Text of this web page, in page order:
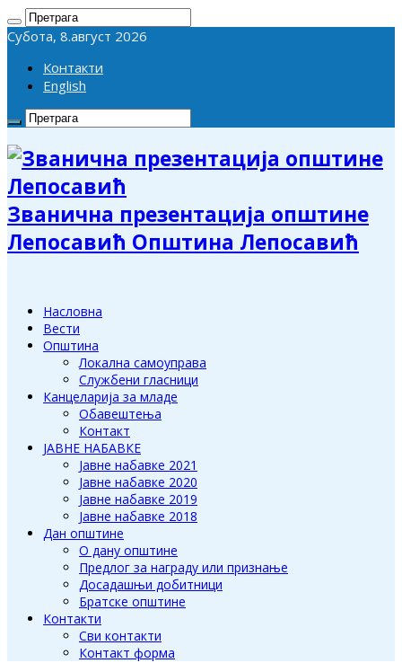
Субота, 8.август 2026
Контакти
English
Званична презентација општине
Лепосавић Општина Лепосавић
Насловна
Вести
Општина
Локална самоуправа
Службени гласници
Канцеларија за младе
Обавештења
Контакт
ЈАВНЕ НАБАВКЕ
Јавне набавке 2021
Јавне набавке 2020
Јавне набавке 2019
Јавне набавке 2018
Дан општине
О дану општине
Предлог за награду или признање
Досадашњи добитници
Братске општине
Контакти
Сви контакти
Контакт форма